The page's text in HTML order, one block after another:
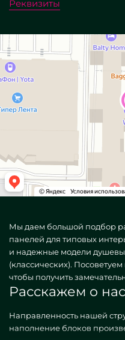
Реквизиты
Мы даем большой подбор
панелей для типовых
и надежные модели
(классических).
чтобы получить
Расскажем о нас
Направленность нашей
наполнение блоков